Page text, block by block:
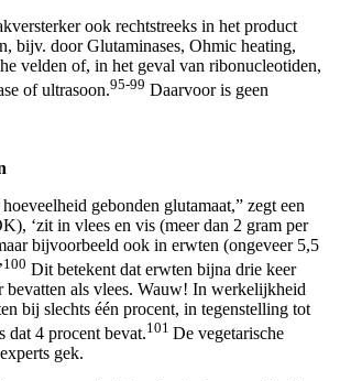
ook rechtstreeks in het product
bijv. door Glutaminases, Ohmic heating,
velden of, in het geval van ribonucleotiden,
of ultrasoon.95-99 Daarvoor is geen
gebonden glutamaat,” zegt een
‘zit in vlees en vis (meer dan 2 gram per
bijvoorbeeld ook in erwten (ongeveer 5,5
100 Dit betekent dat erwten bijna drie keer
bevatten als vlees. Wauw! In werkelijkheid
bij slechts één procent, in tegenstelling tot
dat 4 procent bevat.101 De vegetarische
gek.